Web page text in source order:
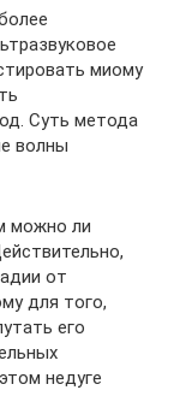
миому
Суть метода
волны
можно ли
от
для того,
его
недуге